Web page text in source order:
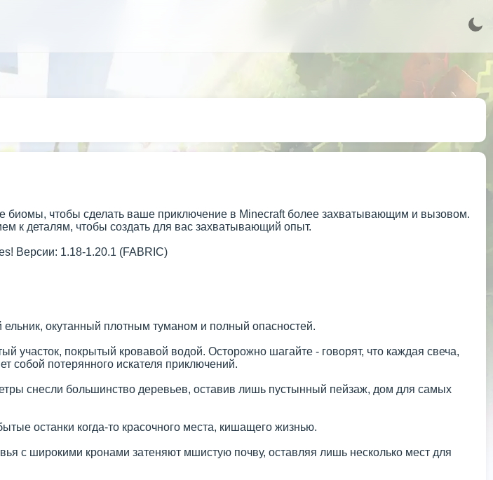
биомы, чтобы сделать ваше приключение в Minecraft более захватывающим и вызовом.
к деталям, чтобы создать для вас захватывающий опыт.
Версии: 1.18-1.20.1 (FABRIC)
окутанный плотным туманом и полный опасностей.
участок, покрытый кровавой водой. Осторожно шагайте - говорят, что каждая свеча,
собой потерянного искателя приключений.
снесли большинство деревьев, оставив лишь пустынный пейзаж, дом для самых
останки когда-то красочного места, кишащего жизнью.
с широкими кронами затеняют мшистую почву, оставляя лишь несколько мест для